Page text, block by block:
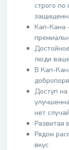
строго по
Кап-Кана
люди
В Кап-
Доступ
нет
Развитая
Рядом
вкус